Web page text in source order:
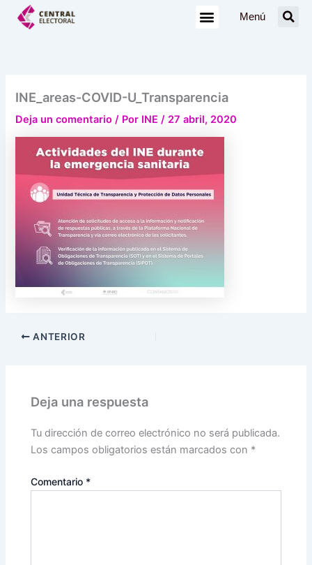
Menú
INE_areas-COVID-U_Transparencia
Deja un comentario / Por INE/ 27 abril, 2020
ANTERIOR
Deja una respuesta
Tu dirección de correo electrónico no será publicada.
Los campos obligatorios están marcados con *
Comentario *